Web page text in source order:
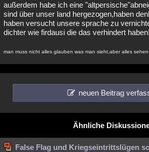
außerdem habe ich eine
sind über unser land hergezogen,haben
haben versucht unsere sprache zu
dichter wie firdausi die das verhindert haben!
man muss nicht alles glauben was man sieht,aber alles
neuen Beitrag
Ähnliche
False Flag und Kriegseintrittslügen